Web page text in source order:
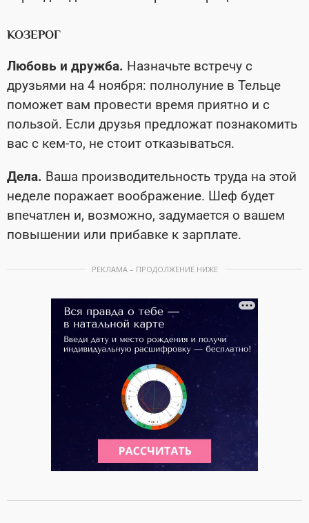
КОЗЕРОГ
Любовь и дружба. Назначьте встречу с
друзьями на 4 ноября: полнолуние в Тельце
поможет вам провести время приятно и с
пользой. Если друзья предложат познакомить
вас с кем-то, не стоит отказываться.
Дела. Ваша производительность труда на этой
неделе поражает воображение. Шеф будет
впечатлен и, возможно, задумается о вашем
повышении или прибавке к зарплате.
РЕКЛАМА – ПРОДОЛЖЕНИЕ НИЖЕ